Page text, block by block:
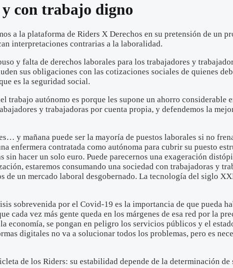
con trabajo digno
a la plataforma de Riders X Derechos en su pretensión de un
interpretaciones contrarias a la laboralidad.
y falta de derechos laborales para los trabajadores y
sus obligaciones con las cotizaciones sociales de quienes
es la seguridad social.
trabajo autónomo es porque les supone un ahorro considerable
y trabajadoras por cuenta propia, y defendemos la
y mañana puede ser la mayoría de puestos laborales si no
contratada como autónoma para cubrir su puesto
hacer un solo euro. Puede parecernos una exageración
estaremos consumando una sociedad con trabajadoras y
un mercado laboral desgobernado. La tecnología del siglo
sobrevenida por el Covid-19 es la importancia de que pueda
vez más gente queda en los márgenes de esa red por la
se pongan en peligro los servicios públicos y el
digitales no va a solucionar todos los problemas, pero es
de los Riders: su estabilidad depende de la determinación